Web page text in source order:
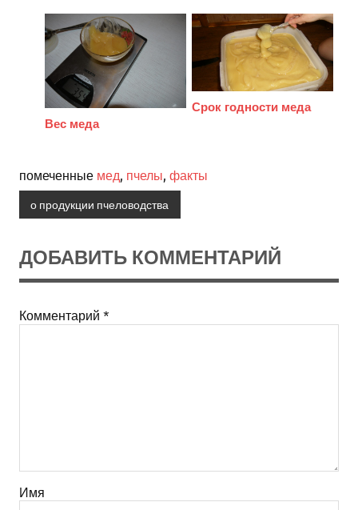
Вес меда
Срок годности меда
помеченные мед пчелы факты
о продукции пчеловодства
ДОБАВИТЬ КОММЕНТАРИЙ
Комментарий *
Имя